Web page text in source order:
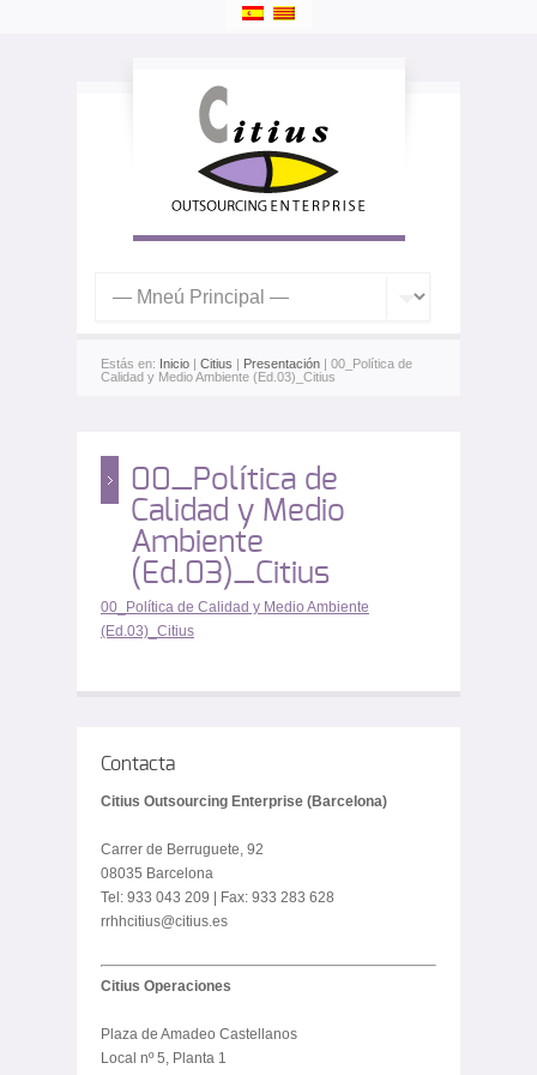
Estás en: Inicio | Citius | Presentación | 00_Política de
Calidad y Medio Ambiente (Ed.03)_Citius
00_Política de
Calidad y Medio
Ambiente
(Ed.03)_Citius
00_Política de Calidad y Medio Ambiente
(Ed.03)_Citius
Contacta
Citius Outsourcing Enterprise (Barcelona)
Carrer de Berruguete, 92
08035 Barcelona
Tel: 933 043 209 | Fax: 933 283 628
rrhhcitius@citius.es
Citius Operaciones
Plaza de Amadeo Castellanos
Local nº 5, Planta 1